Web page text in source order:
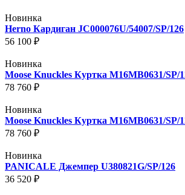
Новинка
Herno Кардиган JC000076U/54007/SP/126
56 100 ₽
Новинка
Moose Knuckles Куртка M16MB0631/SP/
78 760 ₽
Новинка
Moose Knuckles Куртка M16MB0631/SP/
78 760 ₽
Новинка
PANICALE Джемпер U380821G/SP/126
36 520 ₽